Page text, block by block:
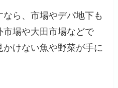
ら、市場やデパ地下も
市場や大田市場などで
けない魚や野菜が手に